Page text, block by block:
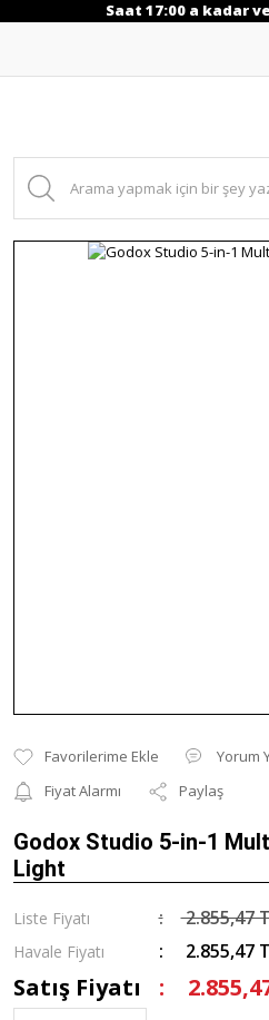
Saat 17:00 a kadar
Yorum
Fiyat Alarmı
Paylaş
Godox Studio 5-in-1
Light
Liste Fiyatı 2.855,47
Havale Fiyatı 2.855,47
Satış Fiyatı